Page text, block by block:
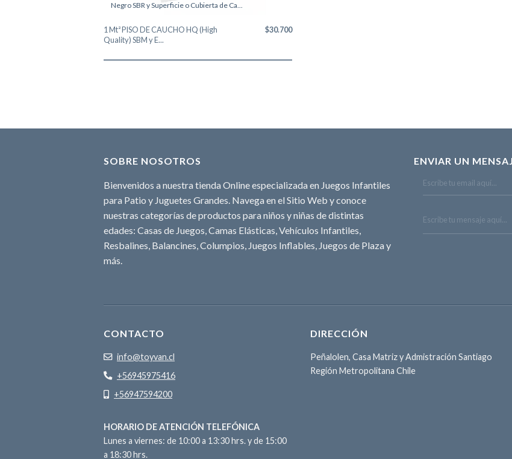
Negro SBR y Superficie o Cubierta de Ca...
1 Mt² PISO DE CAUCHO HQ (High
Quality) SBM y E...
$30.700
SOBRE NOSOTROS
Bienvenidos a nuestra tienda Online especializada en Juegos Infantiles
para Patio y Juguetes Grandes. Navega en el Sitio Web y conoce
nuestras categorías de productos para niños y niñas de distintas
edades: Casas de Juegos, Camas Elásticas, Vehículos Infantiles,
Resbalines, Balancines, Columpios, Juegos Inflables, Juegos de Plaza y
más.
ENVIAR UN
CONTACTO
info@toyvan.cl
+56945975416
+56947594200
HORARIO DE ATENCIÓN TELEFÓNICA
Lunes a viernes: de 10:00 a 13:30 hrs. y de 15:00
a 18:30 hrs.
DIRECCIÓN
Peñalolen, Casa Matriz y Admistración Santiago
Región Metropolitana Chile